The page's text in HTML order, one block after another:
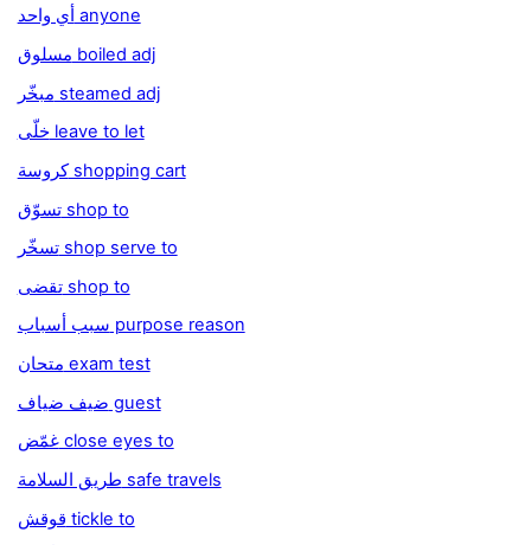
أي واحد anyone
مسلوق boiled adj
مبخّر steamed adj
خلّى leave to let
كروسة shopping cart
تسوّق shop to
تسخّر shop serve to
تقضى shop to
سبب أسباب purpose reason
متحان exam test
ضيف ضياف guest
غمّض close eyes to
طريق السلامة safe travels
قوقش tickle to